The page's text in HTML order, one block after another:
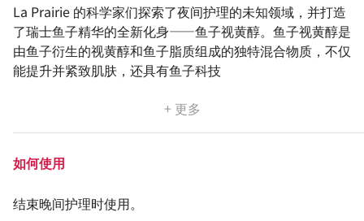
La Prairie 的科学家们探索了夜间护理的未知领域，并打造
了瑞士鱼子精华的全新化身——鱼子视黄醇。鱼子视黄醇是
由鱼子衍生的视黄醇和鱼子脂质组成的独特混合物质，不仅
能提升并紧致肌肤，还具有鱼子科技
+ 更多
如何使用
结束晚间护理时使用。